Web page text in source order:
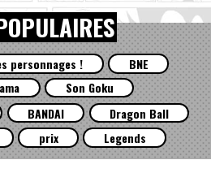
personnages !
BNE
Son Goku
BANDAI
Dragon Ball
prix Legends